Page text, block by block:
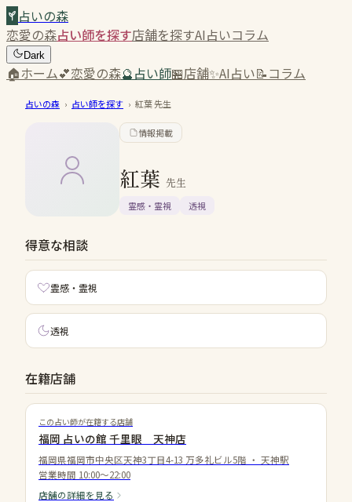
占いの森
恋愛の森占い師を探す店舗を探すAI占いコラム
Dark
🏠ホーム💕恋愛の森🔮占い師🏪店舗✨AI占い📝コラム
占いの森 › 占い師を探す › 紅葉先生
情報掲載
紅葉 先生
霊感・霊視 透視
得意な相談
霊感・霊視
透視
在籍店舗
この占い師が在籍する店舗
福岡 占いの館 千里眼 天神店
福岡県福岡市中央区天神3丁目4-13 万多礼ビル5階 ・ 天神駅
営業時間 10:00〜22:00
店舗の詳細を見る